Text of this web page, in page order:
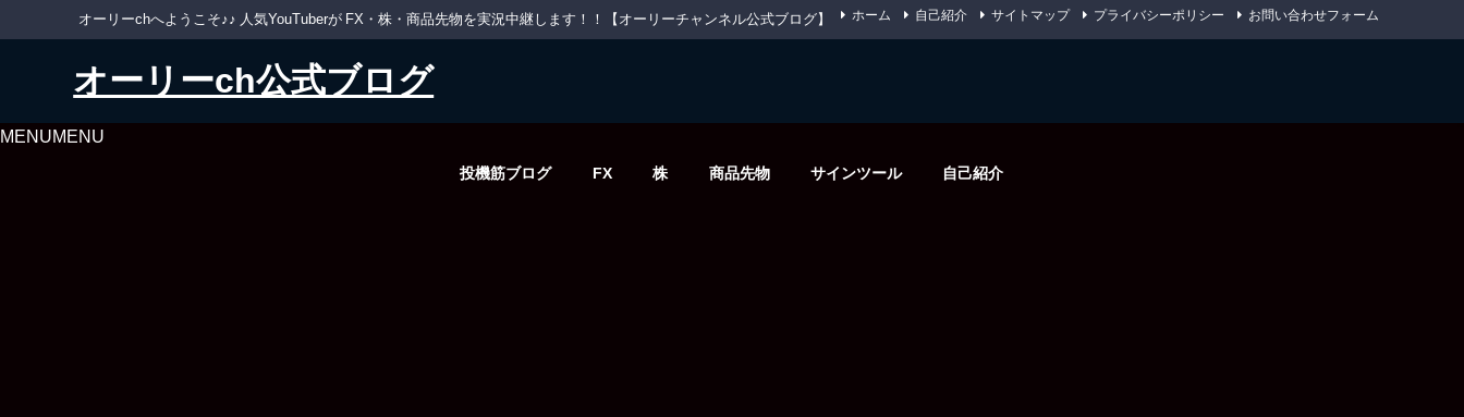
オーリーchへようこそ♪♪ 人気YouTuberが FX・株・商品先物を実況中継します！！【オーリーチャンネル公式ブログ】 ホーム 自己紹介 サイトマップ プライバシーポリシー お問い合わせフォーム
オーリーch公式ブログ
MENUMENU
投機筋ブログ FX 株 商品先物 サインツール 自己紹介